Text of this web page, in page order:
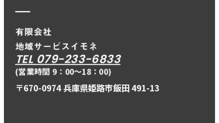
TEL 079-233-6833
(営業時間 9：00〜18：00)
〒670-0974 兵庫県姫路市飯田 491-13